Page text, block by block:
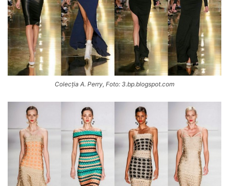
Colecția A. Perry, Foto: 3.bp.blogspot.com